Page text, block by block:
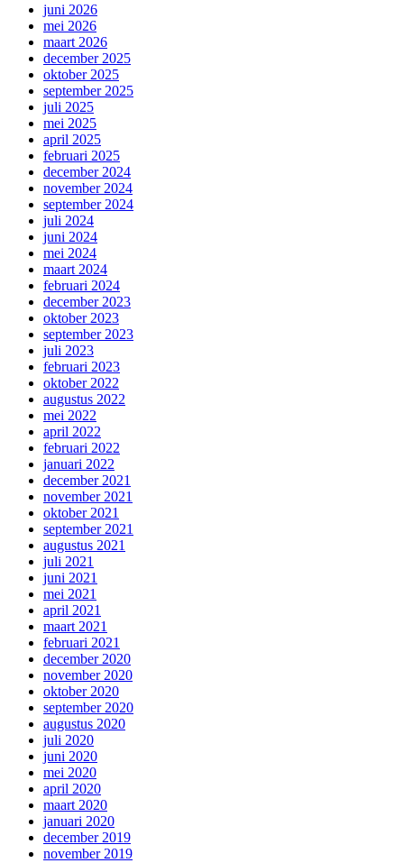
juni 2026
mei 2026
maart 2026
december 2025
oktober 2025
september 2025
juli 2025
mei 2025
april 2025
februari 2025
december 2024
november 2024
september 2024
juli 2024
juni 2024
mei 2024
maart 2024
februari 2024
december 2023
oktober 2023
september 2023
juli 2023
februari 2023
oktober 2022
augustus 2022
mei 2022
april 2022
februari 2022
januari 2022
december 2021
november 2021
oktober 2021
september 2021
augustus 2021
juli 2021
juni 2021
mei 2021
april 2021
maart 2021
februari 2021
december 2020
november 2020
oktober 2020
september 2020
augustus 2020
juli 2020
juni 2020
mei 2020
april 2020
maart 2020
januari 2020
december 2019
november 2019